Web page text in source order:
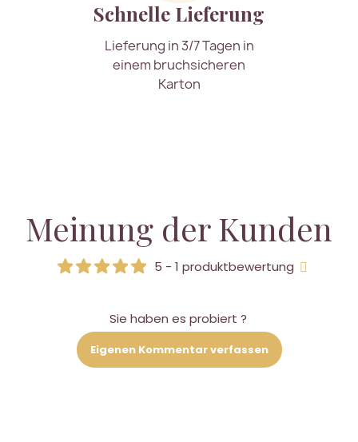
Schnelle Lieferung
Lieferung in 3/7 Tagen in
einem bruchsicheren
Karton
Meinung der Kunden
5 - 1 produktbewertung
Sie haben es probiert ?
Eigenen Kommentar verfassen